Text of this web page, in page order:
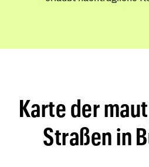
Karte der
Straßen in